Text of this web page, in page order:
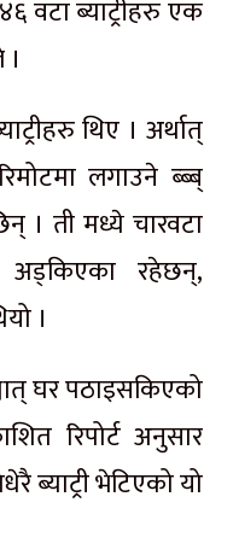
वटा ब्याट्रीहरु एक
थिए । अर्थात्
लगाउने ब्ब्ब्
। ती मध्ये चारवटा
अड्किएका रहेछन्,
।
घर पठाइसकिएको
रिपोर्ट अनुसार
ब्याट्री भेटिएको यो